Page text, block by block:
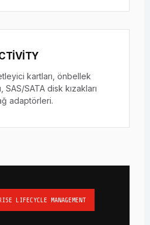
kartları, önbellek
SAS/SATA disk kızakları
adaptörleri.
LIFECYCLE MANAGEMENT